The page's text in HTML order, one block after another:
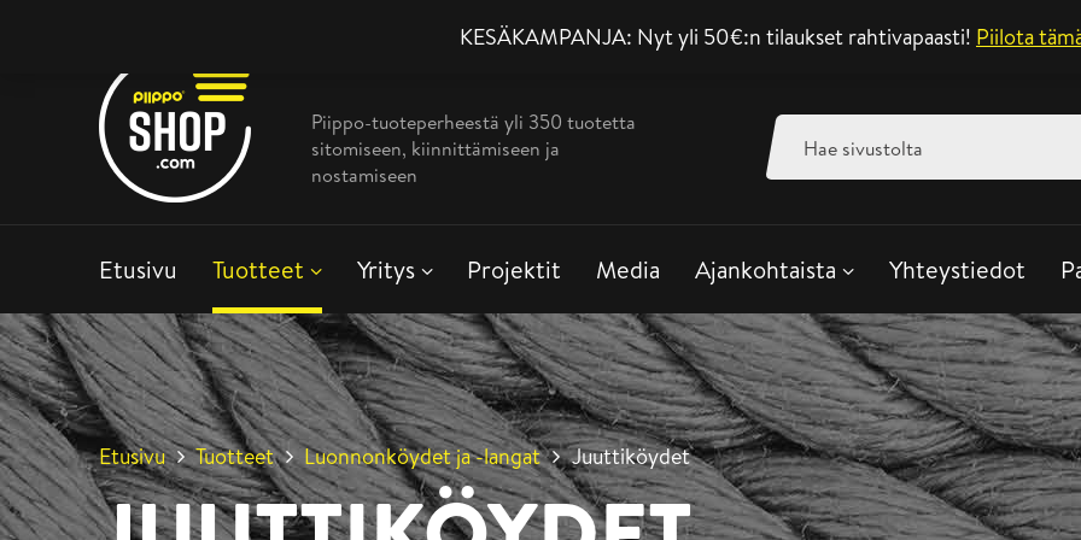
KESÄKAMPANJA: Nyt yli 50€:n tilaukset rahtivapaasti! Piilota
Asiakaspalvelu
Piippo-tuoteperheestä yli 350 tuotetta
sitomiseen, kiinnittämiseen ja
nostamiseen
Haku:
Etusivu Tuotteet Yritys Projektit Media Ajankohtaista Yhteystiedot
Etusivu Tuotteet Luonnonköydet ja -langat Juuttiköydet